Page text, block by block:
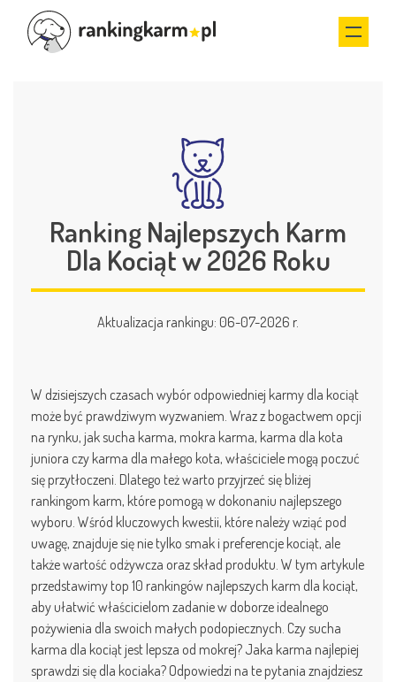
Ranking Najlepszych Karm
Dla Kociąt w 2026 Roku
Aktualizacja rankingu: 06-07-2026 r.
W dzisiejszych czasach wybór odpowiedniej karmy dla kociąt
może być prawdziwym wyzwaniem. Wraz z bogactwem opcji
na rynku, jak sucha karma, mokra karma, karma dla kota
juniora czy karma dla małego kota, właściciele mogą poczuć
się przytłoczeni. Dlatego też warto przyjrzeć się bliżej
rankingom karm, które pomogą w dokonaniu najlepszego
wyboru. Wśród kluczowych kwestii, które należy wziąć pod
uwagę, znajduje się nie tylko smak i preferencje kociąt, ale
także wartość odżywcza oraz skład produktu. W tym artykule
przedstawimy top 10 rankingów najlepszych karm dla kociąt,
aby ułatwić właścicielom zadanie w doborze idealnego
pożywienia dla swoich małych podopiecznych. Czy sucha
karma dla kociąt jest lepsza od mokrej? Jaka karma najlepiej
sprawdzi się dla kociaka? Odpowiedzi na te pytania znajdziesz